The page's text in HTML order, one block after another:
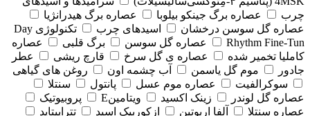
چرب
عصاره برگ جینکو بیلوبا
عصاره برگ هیدرانژیا
عصاره گل سوسن درخشان
اسیدهای چرب
تکنولوژی Day
Rhythm Fine‑Tun
عصاره گل سوسن برگ قلبی
عصاره
کاملیا تخمیر شده
عصاره ی گل سرخ قارچ ریشی
عطر
جادور
موم گل یاسمن آب چشمه اون
روغن های گیاهی
سوکرالفیت
عصاره موم عسل پانتول
سنتلا
عصاره گل لوندر
زینک اکسید ویتامینE
پروبیوتیک
عصاره سنتلا
آلفا اربوتین ازکوربیک اسید تتراپپتاید